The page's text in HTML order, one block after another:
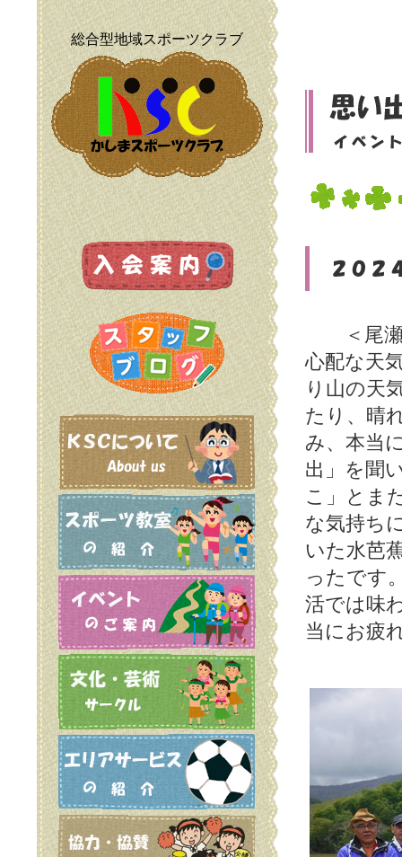
総合型地域スポーツクラブ
＜尾瀬
心配な天
り山の天
たり、晴
み、本当
出」を聞
こ」とま
な気持ち
いた水芭
ったです
活では味
当にお疲